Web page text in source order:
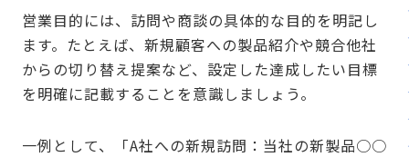
営業目的には、訪問や商談の具体的な目的を明記し
ます。たとえば、新規顧客への製品紹介や競合他社
からの切り替え提案など、設定した達成したい目標
を明確に記載することを意識しましょう。
一例として、「A社への新規訪問：当社の新製品○○